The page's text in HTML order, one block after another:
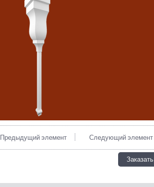
Следующий элемент
Предыдущий элемент
Заказать